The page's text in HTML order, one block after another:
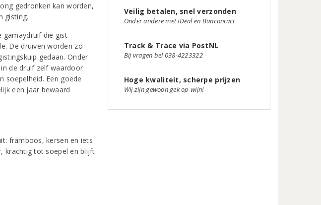
gedronken kan worden,
gisting.
gamaydruif die gist
De druiven worden zo
gedaan. Onder
de druif zelf waardoor
soepelheid. Een goede
een jaar bewaard
framboos, kersen en iets
krachtig tot soepel en blijft
Veilig betalen, snel verzonden
Onder andere met iDeal en Bancontact
Track & Trace via PostNL
Bij vragen bel 038-4223322
Hoge kwaliteit, scherpe prijzen
Wij zijn gewoon gek op wijn!